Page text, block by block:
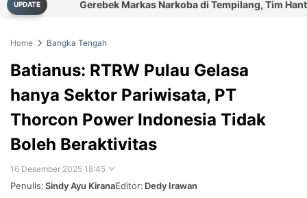
Timelines.id
Media Literasi, Sejarah & Budaya
UPDATE Gerebek Markas Narkoba di Tempilang, Tim Hantu
Home Bangka Tengah
Batianus: RTRW Pulau Gelasa
hanya Sektor Pariwisata, PT
Thorcon Power Indonesia Tidak
Boleh Beraktivitas
16 Desember 2025 18:45
Penulis:Sindy Ayu KiranaEditor: Dedy Irawan